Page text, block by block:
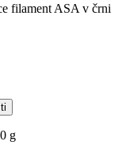
filament ASA v črni
g